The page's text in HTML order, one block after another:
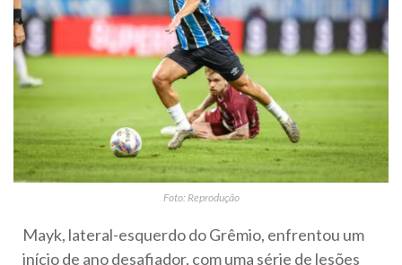
Foto: Reprodução
Mayk, lateral-esquerdo do Grêmio, enfrentou um
início de ano desafiador, com uma série de lesões